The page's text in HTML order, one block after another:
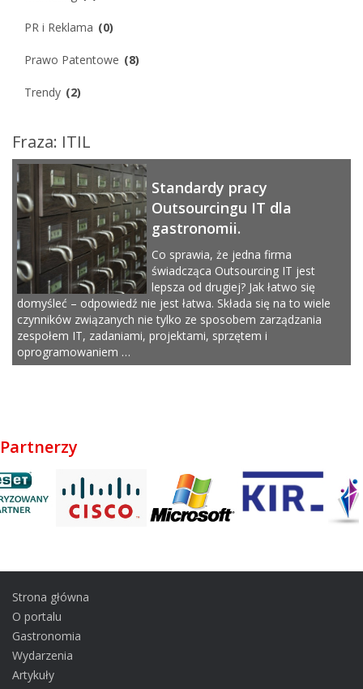
PR i Reklama (0)
Prawo Patentowe (8)
Trendy (2)
Fraza: ITIL
Standardy pracy
Outsourcingu IT dla
gastronomii.
Co sprawia, że jedna firma
świadcząca Outsourcing IT jest
lepsza od drugiej? Jak łatwo się
domyśleć – odpowiedź nie jest łatwa. Składa się na to wiele
czynników związanych nie tylko ze sposobem zarządzania
zespołem IT, zadaniami, projektami, sprzętem i
oprogramowaniem …
Partnerzy
Strona główna
O portalu
Gastronomia
Wydarzenia
Artykuły